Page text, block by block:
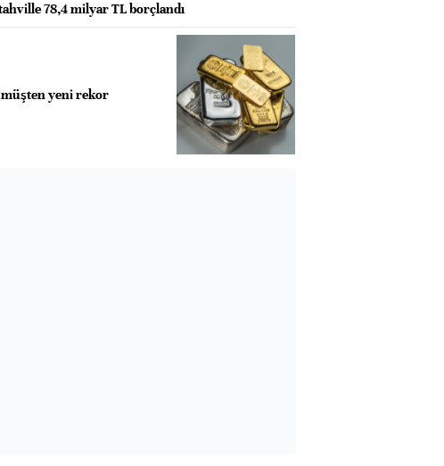
78,4 milyar TL borçlandı
yeni rekor